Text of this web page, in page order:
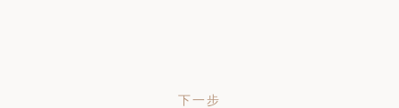
下一步